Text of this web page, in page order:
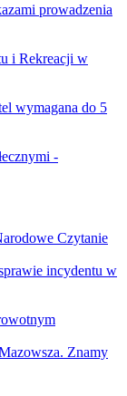
prowadzenia
i Rekreacji w
wymagana do 5
-
Czytanie
incydentu w
Znamy